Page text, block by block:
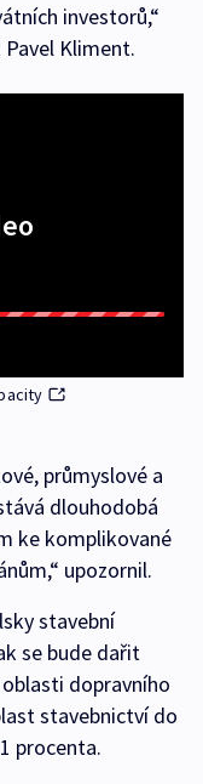
investorů,“
Kliment.
průmyslové a
dlouhodobá
ke komplikované
upozornil.
stavební
se bude dařit
dopravního
stavebnictví do
procenta.